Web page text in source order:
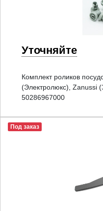
Уточняйте
Комплект роликов
(Электролюкс), Zanussi
50286967000
Под заказ